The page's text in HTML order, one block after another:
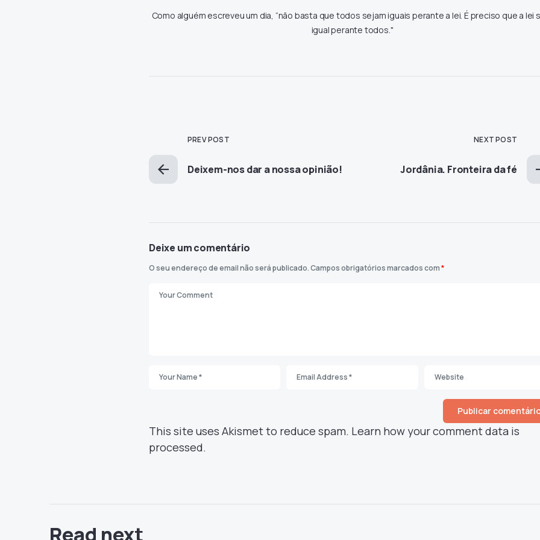
Como alguém escreveu um dia, “não basta que todos sejam iguais perante a lei. É preciso que a lei
igual perante todos."
PREV POST
Deixem-nos dar a nossa opinião!
NEXT POST
Jordânia. Fronteira da fé
Deixe um comentário
O seu endereço de email não será publicado.Campos obrigatórios marcados com*
This site uses Akismet to reduce spam. Learn how your comment data is
processed.
Read next